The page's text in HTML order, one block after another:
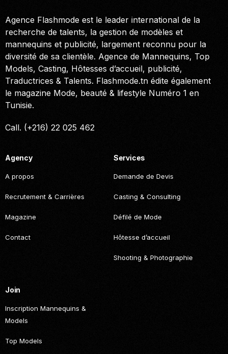
Agence Flashmode est le leader international de la
recherche de talents, la gestion de modèles et
mannequins et publicité, largement reconnu pour la
diversité de sa clientèle. Agence de Mannequins, Top
Models, Casting, Hôtesses d’accueil, publicité,
Traductrices & Talents. Flashmode.tn édite également
le magazine Mode, beauté & lifestyle Numéro 1 en
Tunisie.
Call. (+216) 22 025 462
Agency
A propos
Recrutement & Carrières
Magazine
Contact
Services
Demande de Devis
Casting & Consulting
Défilé de Mode
Hôtesse d’accueil
Shooting & Photographie
Join
Inscription Mannequins &
Models
Top Models